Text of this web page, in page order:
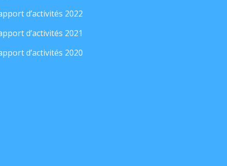
d’activités 2022
d’activités 2021
d’activités 2020